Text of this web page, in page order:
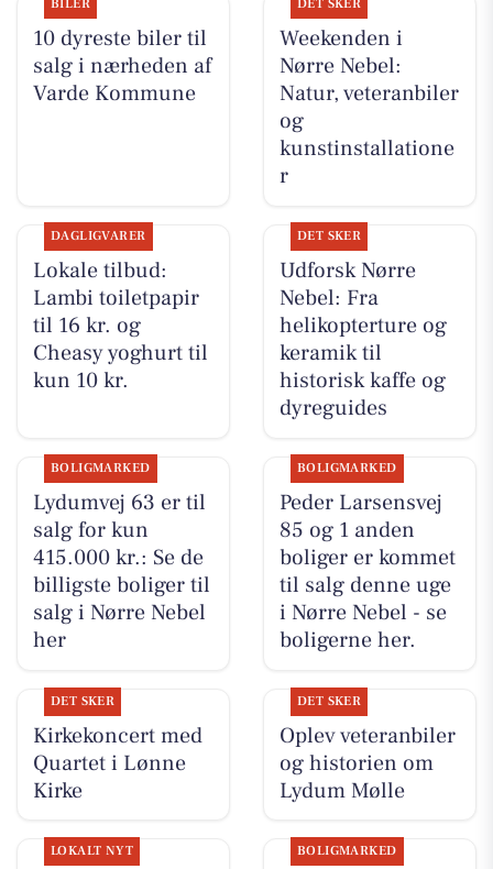
BILER
10 dyreste biler til
salg i nærheden af
Varde Kommune
DET SKER
Weekenden i
Nørre Nebel:
Natur, veteranbiler
og
kunstinstallatione
r
DAGLIGVARER
Lokale tilbud:
Lambi toiletpapir
til 16 kr. og
Cheasy yoghurt til
kun 10 kr.
DET SKER
Udforsk Nørre
Nebel: Fra
helikopterture og
keramik til
historisk kaffe og
dyreguides
BOLIGMARKED
Lydumvej 63 er til
salg for kun
415.000 kr.: Se de
billigste boliger til
salg i Nørre Nebel
her
BOLIGMARKED
Peder Larsensvej
85 og 1 anden
boliger er kommet
til salg denne uge
i Nørre Nebel - se
boligerne her.
DET SKER
Kirkekoncert med
Quartet i Lønne
Kirke
DET SKER
Oplev veteranbiler
og historien om
Lydum Mølle
LOKALT NYT BOLIGMARKED